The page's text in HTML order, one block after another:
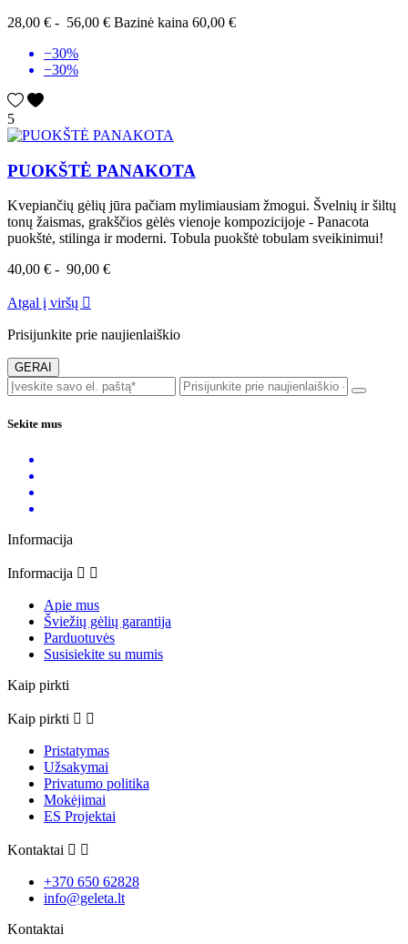
28,00 € - 56,00 € Bazinė kaina 60,00 €
−30%
−30%
5
PUOKŠTĖ PANAKOTA
Kvepiančių gėlių jūra pačiam mylimiausiam žmogui. Švelnių ir šiltų
tonų žaismas, grakščios gėlės vienoje kompozicijoje - Panacota
puokštė, stilinga ir moderni. Tobula puokštė tobulam sveikinimui!
40,00 € - 90,00 €
Atgal į viršų 
Prisijunkite prie naujienlaiškio
Sekite mus
Informacija
Informacija  
Apie mus
Šviežių gėlių garantija
Parduotuvės
Susisiekite su mumis
Kaip pirkti
Kaip pirkti  
Pristatymas
Užsakymai
Privatumo politika
Mokėjimai
ES Projektai
Kontaktai  
+370 650 62828
info@geleta.lt
Kontaktai